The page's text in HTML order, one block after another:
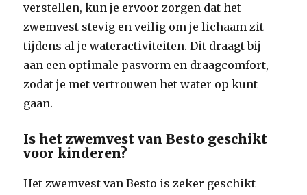
verstellen, kun je ervoor zorgen dat het
zwemvest stevig en veilig om je lichaam zit
tijdens al je wateractiviteiten. Dit draagt bij
aan een optimale pasvorm en draagcomfort,
zodat je met vertrouwen het water op kunt
gaan.
Is het zwemvest van Besto geschikt
voor kinderen?
Het zwemvest van Besto is zeker geschikt